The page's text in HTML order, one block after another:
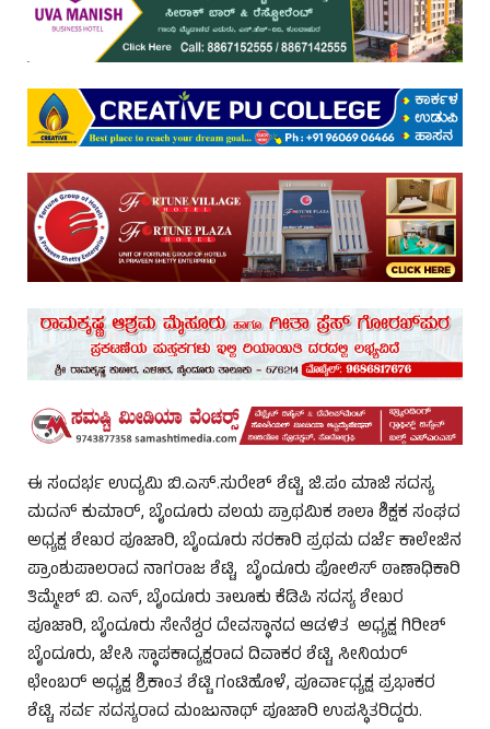
ಈ ಸಂದರ್ಭ ಉದ್ಯಮಿ ಬಿ.ಎಸ್.ಸುರೇಶ್ ಶೆಟ್ಟಿ, ಜಿ.ಪಂ ಮಾಜಿ ಸದಸ್ಯ
ಮದನ್ ಕುಮಾರ್, ಬೈಂದೂರು ವಲಯ ಪ್ರಾಥಮಿಕ ಶಾಲಾ ಶಿಕ್ಷಕ ಸಂಘದ
ಅಧ್ಯಕ್ಷ ಶೇಖರ ಪೂಜಾರಿ, ಬೈಂದೂರು ಸರಕಾರಿ ಪ್ರಥಮ ದರ್ಜೆ ಕಾಲೇಜಿನ
ಪ್ರಾಂಶುಪಾಲರಾದ ನಾಗರಾಜ ಶೆಟ್ಟಿ, ಬೈಂದೂರು ಪೋಲಿಸ್ ಠಾಣಾಧಿಕಾರಿ
ತಿಮ್ಮೇಶ್ ಬಿ. ಎನ್, ಬೈಂದೂರು ತಾಲೂಕು ಕೆಡಿಪಿ ಸದಸ್ಯ ಶೇಖರ
ಪೂಜಾರಿ, ಬೈಂದೂರು ಸೇನೆಶ್ವರ ದೇವಸ್ಥಾನದ ಆಡಳಿತ ಅಧ್ಯಕ್ಷ ಗಿರೀಶ್
ಬೈಂದೂರು, ಜೇಸಿ ಸ್ಥಾಪಕಾದ್ಯಕ್ಷರಾದ ದಿವಾಕರ ಶೆಟ್ಟಿ, ಸೀನಿಯರ್
ಛೇಂಬರ್ ಅಧ್ಯಕ್ಷ ಶ್ರಿಕಾಂತ ಶೆಟ್ಟಿ ಗಂಟಿಹೊಳೆ, ಪೂರ್ವಾಧ್ಯಕ್ಷ ಪ್ರಭಾಕರ
ಶೆಟ್ಟಿ, ಸರ್ವ ಸದಸ್ಯರಾದ ಮಂಜುನಾಥ್ ಪೂಜಾರಿ ಉಪಸ್ಥಿತರಿದ್ದರು.